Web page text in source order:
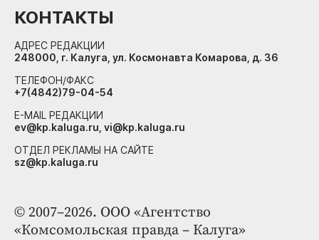
© 2007–2026. ООО «Агентство
«Комсомольская правда – Калуга»
КОНТАКТЫ
АДРЕС РЕДАКЦИИ
248000, г. Калуга, ул. Космонавта Комарова, д. 36
ТЕЛЕФОН/ФАКС
+7(4842)79-04-54
E-MAIL РЕДАКЦИИ
ev@kp.kaluga.ru, vi@kp.kaluga.ru
ОТДЕЛ РЕКЛАМЫ НА САЙТЕ
sz@kp.kaluga.ru